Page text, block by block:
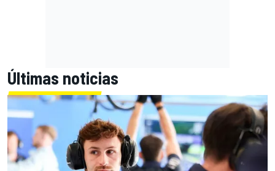
Últimas noticias